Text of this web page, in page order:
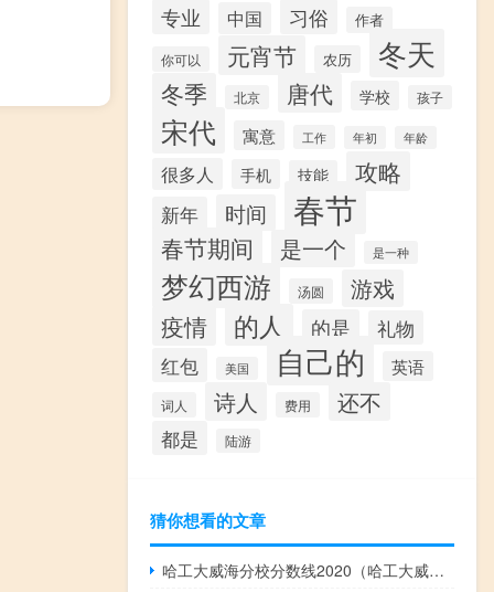
专业 中国 习俗 作者
你可以 元宵节 农历 冬天
冬季 北京 唐代 学校 孩子
宋代 寓意 工作 年初 年龄
很多人 手机 技能 攻略
新年 时间 春节
春节期间 是一个 是一种
梦幻西游 汤圆 游戏
疫情 的人 的是
礼物
红包
美国 自己的 英语
词人 诗人 费用 还不
都是 陆游
猜你想看的文章
哈工大威海分校分数线2020（哈工大威海分校分数线）